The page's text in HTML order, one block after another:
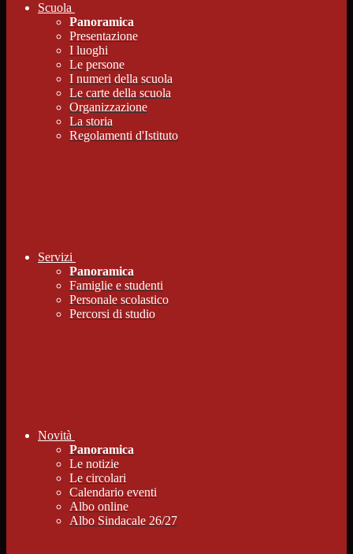
Scuola
Panoramica
Presentazione
I luoghi
Le persone
I numeri della scuola
Le carte della scuola
Organizzazione
La storia
Regolamenti d'Istituto
Servizi
Panoramica
Famiglie e studenti
Personale scolastico
Percorsi di studio
Novità
Panoramica
Le notizie
Le circolari
Calendario eventi
Albo online
Albo Sindacale 26/27